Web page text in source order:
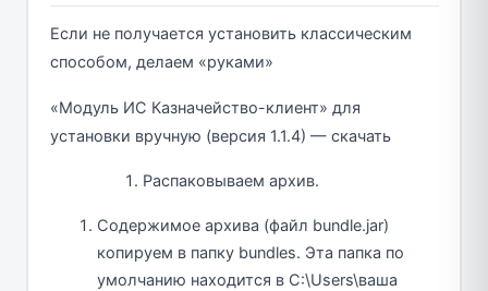
Если не получается установить классическим
способом, делаем «руками»
«Модуль ИС Казначейство-клиент» для
установки вручную (версия 1.1.4) — скачать
Распаковываем архив.
Содержимое архива (файл bundle.jar)
копируем в папку bundles. Эта папка по
умолчанию находится в C:\Users\ваша